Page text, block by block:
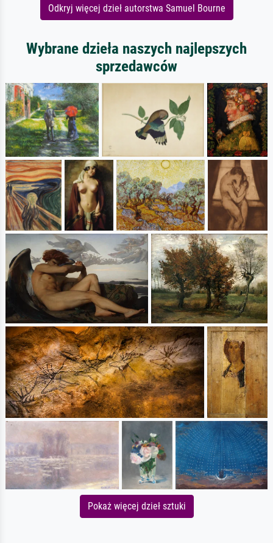
Odkryj więcej dzieł autorstwa Samuel Bourne
Wybrane dzieła naszych najlepszych
sprzedawców
Pokaż więcej dzieł sztuki